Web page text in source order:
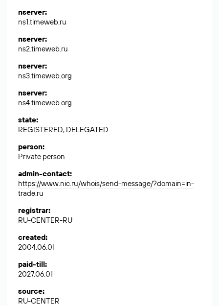
nserver:
ns1.timeweb.ru
nserver:
ns2.timeweb.ru
nserver:
ns3.timeweb.org
nserver:
ns4.timeweb.org
state:
REGISTERED, DELEGATED
person:
Private person
admin-contact:
https://www.nic.ru/whois/send-message/?domain=in-
trade.ru
registrar:
RU-CENTER-RU
created:
2004.06.01
paid-till:
2027.06.01
source:
RU-CENTER